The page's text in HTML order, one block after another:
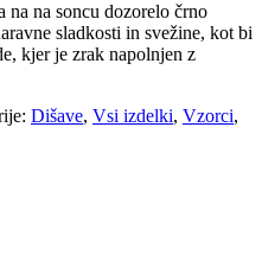
na na soncu dozorelo črno
sladkosti in svežine, kot bi
kjer je zrak napolnjen z
Dišave, Vsi izdelki, Vzorci,